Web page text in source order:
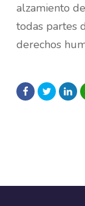
alzamiento
todas partes
derechos